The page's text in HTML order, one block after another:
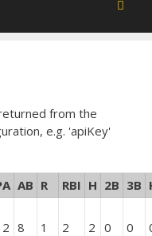
from the
e.g. 'apiKey'
AB R RBI H 2B 3B
8 1 2 2 0 0